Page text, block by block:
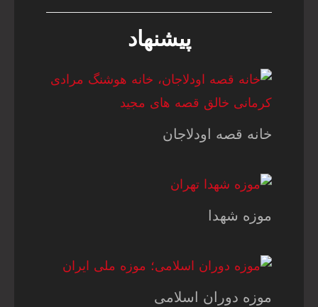
پیشنهاد
خانه قصه اودلاجان
موزه شهدا
موزه دوران اسلامی